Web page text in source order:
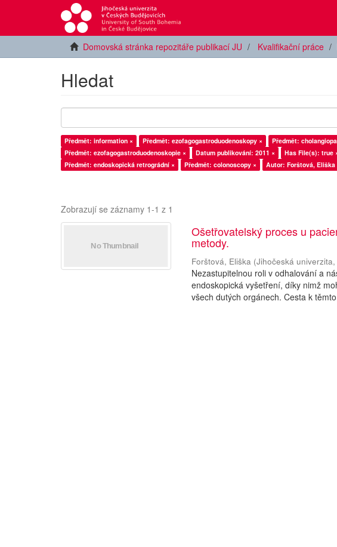
Domovská stránka repozitáře publikací JU Kvalifikační práce
Hledat
Předmět: information × Předmět: ezofagogastroduodenoskopy × Předmět:
Předmět: ezofagogastroduodenoskopie ×
Datum publikování: 2011 × Has File(s): true
Předmět: endoskopická retrográdní ×
Předmět: colonoscopy × Autor: Forštová, Eliška
Zobrazují se záznamy 1-1 z 1
Ošetřovatelský proces u
metody.
Forštová, Eliška (Jihočeská univerzita
Nezastupitelnou roli v odhalování a
endoskopická vyšetření, díky nimž
všech dutých orgánech. Cesta k